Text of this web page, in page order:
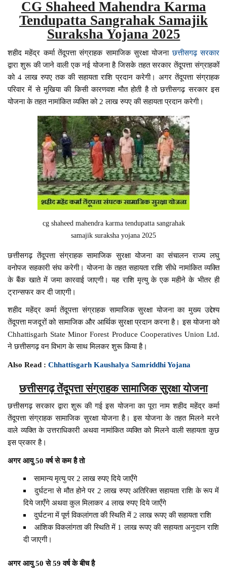
CG Shaheed Mahendra Karma
Tendupatta Sangrahak Samajik
Suraksha Yojana 2025
शहीद महेंद्र कर्मा तेंदूपत्ता संग्राहक सामाजिक सुरक्षा योजनाछत्तीसगढ़ सरकार
द्वारा शुरू की जाने वाली एक नई योजना है जिसके तहत सरकार तेंदूपत्ता संग्राहकों
को 4 लाख रुपए तक की सहायता राशि प्रदान करेगी। अगर तेंदूपत्ता संग्राहक
परिवार में से मुखिया की किसी कारणवश मौत होती है तो छत्तीसगढ़ सरकार इस
योजना के तहत नामांकित व्यक्ति को 2 लाख रुपए की सहायता प्रदान करेगी।
cg shaheed mahendra karma tendupatta sangrahak
samajik suraksha yojana 2025
छत्तीसगढ़ तेंदूपत्ता संग्राहक सामाजिक सुरक्षा योजना का संचालन राज्य लघु
वनोपज सहकारी संघ करेगी। योजना के तहत सहायता राशि सीधे नामांकित व्यक्ति
के बैंक खाते में जमा कारवाई जाएगी। यह राशि मृत्यु के एक महीने के भीतर ही
ट्रान्सफर कर दी जाएगी।
शहीद महेंद्र कर्मा तेंदूपत्ता संग्राहक सामाजिक सुरक्षा योजना का मुख्य उद्देश्य
तेंदूपत्ता मजदूरों को सामाजिक और आर्थिक सुरक्षा प्रदान करना है। इस योजना को
Chhattisgarh State Minor Forest Produce Cooperatives Union Ltd.
ने छत्तीसगढ़ वन विभाग के साथ मिलकर शुरू किया है।
Also Read :Chhattisgarh Kaushalya Samriddhi Yojana
छत्तीसगढ़ तेंदूपत्ता संग्राहक सामाजिक सुरक्षा योजना
छत्तीसगढ़ सरकार द्वारा शुरू की गई इस योजना का पूरा नाम शहीद महेंद्र कर्मा
तेंदूपत्ता संग्राहक सामाजिक सुरक्षा योजना है। इस योजना के तहत मिलने मरने
वाले व्यक्ति के उत्तराधिकारी अथवा नामांकित व्यक्ति को मिलने वाली सहायता कुछ
इस प्रकार है।
अगर आयु 50 वर्ष से कम है तो
सामान्य मृत्यु पर 2 लाख रुपए दिये जाएँगे
दुर्घटना से मौत होने पर 2 लाख रुपए अतिरिक्त सहायता राशि के रूप में
दिये जाएँगे अथवा कुल मिलाकर 4 लाख रुपए दिये जाएँगे
दुर्घटना में पूर्ण विकलांगता की स्थिति में 2 लाख रूपए की सहायता राशि
आंशिक विकलांगता की स्थिति में 1 लाख रूपए की सहायता अनुदान राशि
दी जाएगी।
अगर आयु 50 से 59 वर्ष के बीच है